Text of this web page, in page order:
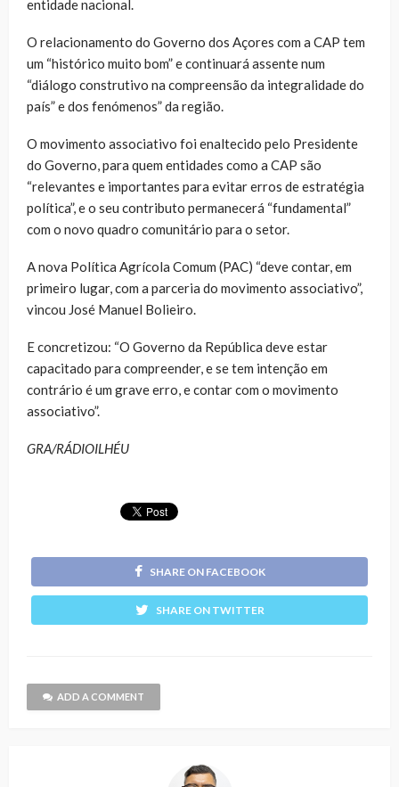
entidade nacional.
O relacionamento do Governo dos Açores com a CAP tem
um “histórico muito bom” e continuará assente num
“diálogo construtivo na compreensão da integralidade do
país” e dos fenómenos” da região.
O movimento associativo foi enaltecido pelo Presidente
do Governo, para quem entidades como a CAP são
“relevantes e importantes para evitar erros de estratégia
política”, e o seu contributo permanecerá “fundamental”
com o novo quadro comunitário para o setor.
A nova Política Agrícola Comum (PAC) “deve contar, em
primeiro lugar, com a parceria do movimento associativo”,
vincou José Manuel Bolieiro.
E concretizou: “O Governo da República deve estar
capacitado para compreender, e se tem intenção em
contrário é um grave erro, e contar com o movimento
associativo”.
GRA/RÁDIOILHÉU
SHARE ON FACEBOOK
SHARE ON TWITTER
ADD A COMMENT